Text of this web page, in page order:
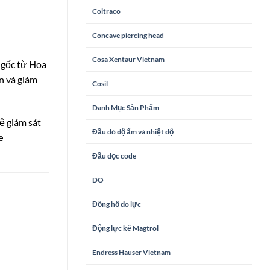
từ Hoa
và giám
giám sát
Coltraco
Concave piercing head
Cosa Xentaur Vietnam
Cosil
Danh Mục Sản Phẩm
Đầu dò độ ẩm và nhiệt độ
Đầu đọc code
DO
Đồng hồ đo lực
Động lực kế Magtrol
Endress Hauser Vietnam